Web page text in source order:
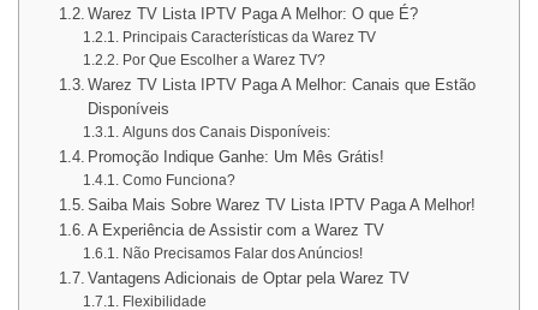
Warez TV Lista IPTV Paga A Melhor: O que É?
Principais Características da Warez TV
Por Que Escolher a Warez TV?
Warez TV Lista IPTV Paga A Melhor: Canais que Estão
Disponíveis
Alguns dos Canais Disponíveis:
Promoção Indique Ganhe: Um Mês Grátis!
Como Funciona?
Saiba Mais Sobre Warez TV Lista IPTV Paga A Melhor!
A Experiência de Assistir com a Warez TV
Não Precisamos Falar dos Anúncios!
Vantagens Adicionais de Optar pela Warez TV
Flexibilidade